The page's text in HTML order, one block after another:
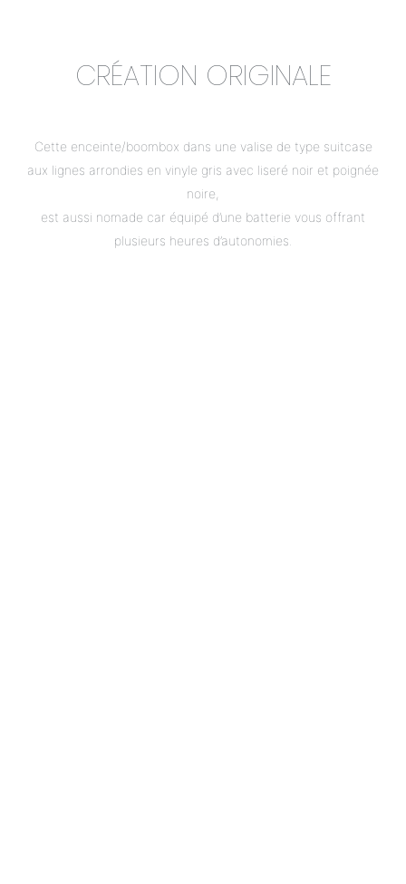
CRÉATION ORIGINALE
Cette enceinte/boombox dans une valise de type suitcase
aux lignes arrondies en vinyle gris avec liseré noir et poignée
noire,
est aussi nomade car équipé d’une batterie vous offrant
plusieurs heures d’autonomies.